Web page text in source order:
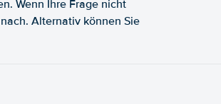
Wenn Ihre Frage nicht
Alternativ können Sie